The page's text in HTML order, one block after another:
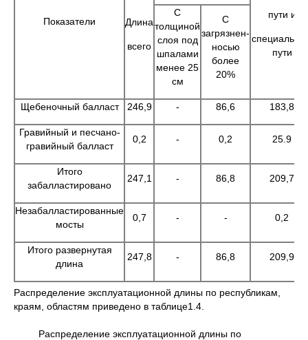
Показатели
пути и
пути
Длина
всего
С
толщиной
слоя под
шпалами
менее 25
см
С
загрязнен-
носью
более
20%
Щебеночный балласт 246,9 - 86,6 183,8
Гравийный и песчано-
гравийный балласт
0,2 - 0,2 25.9
Итого
забалластировано
247,1 - 86,8 209,7
Незабалластированные
мосты
0,7 - - 0,2
Итого развернутая
длина
247,8 - 86,8 209,9
Распределение эксплуатационной длины по республикам,
краям, областям приведено в таблице1.4.
Распределение эксплуатационной длины по